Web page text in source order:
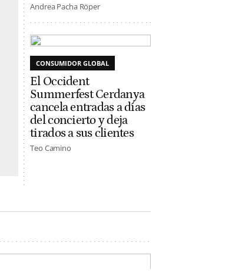
Andrea Pacha Röper
CONSUMIDOR GLOBAL
El Occident
Summerfest Cerdanya
cancela entradas a días
del concierto y deja
tirados a sus clientes
Teo Camino